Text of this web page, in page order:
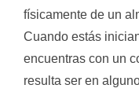
físicamente de un
Cuando estás
encuentras con un
resulta ser en